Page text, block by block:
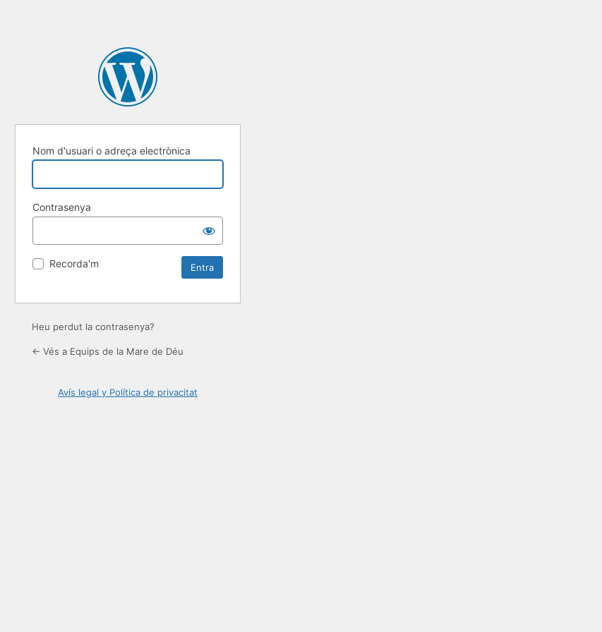
Nom d'usuari o adreça electrònica
Contrasenya
Recorda'm
Heu perdut la contrasenya?
← Vés a Equips de la Mare de Déu
Avís legal y Política de privacitat